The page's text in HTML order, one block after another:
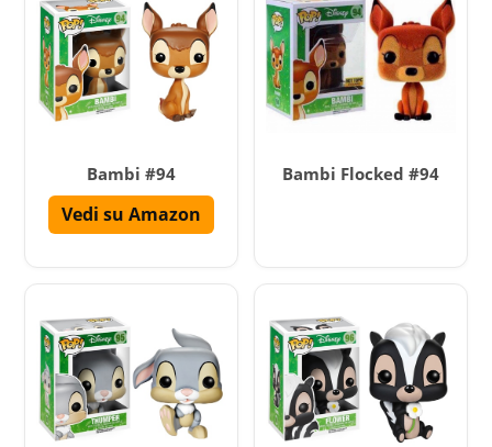
Bambi #94
Vedi su Amazon
Bambi Flocked #94